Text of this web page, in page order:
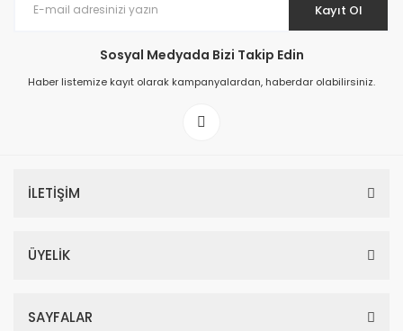
Kayıt Ol
Sosyal Medyada Bizi Takip Edin
Haber listemize kayıt olarak kampanyalardan, haberdar olabilirsiniz.
İLETİŞİM
ÜYELİK
SAYFALAR